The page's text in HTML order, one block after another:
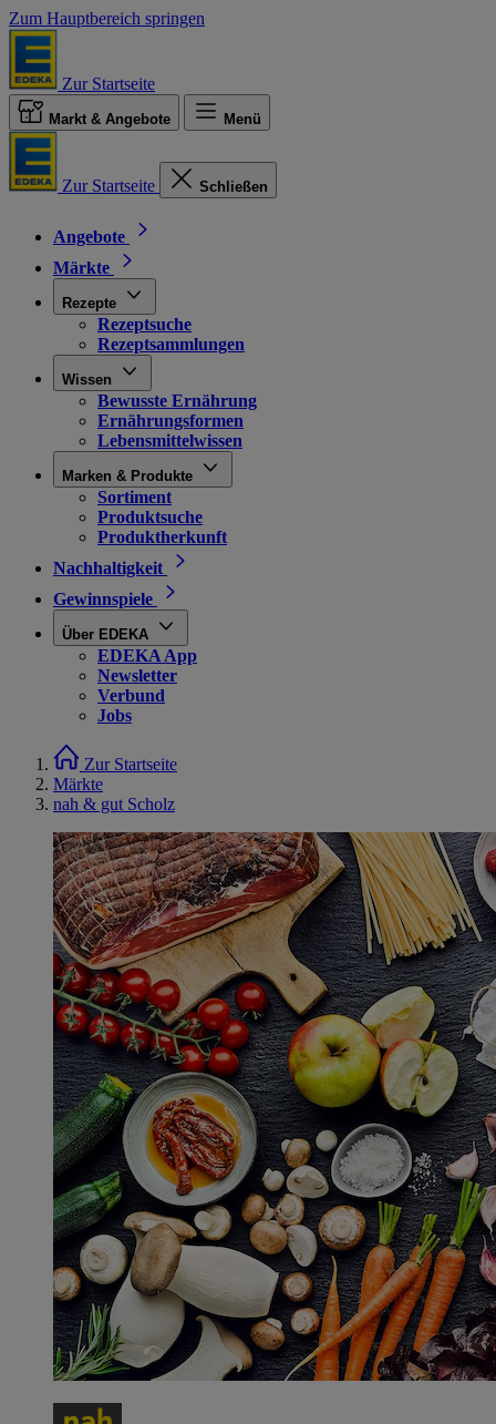
Zum Hauptbereich springen
Zur Startseite
Markt & Angebote Menü
Zur Startseite Schließen
Angebote
Märkte
Rezepte
Rezeptsuche
Rezeptsammlungen
Wissen
Bewusste Ernährung
Ernährungsformen
Lebensmittelwissen
Marken & Produkte
Sortiment
Produktsuche
Produktherkunft
Nachhaltigkeit
Gewinnspiele
Über EDEKA
EDEKA App
Newsletter
Verbund
Jobs
Zur Startseite
Märkte
nah & gut Scholz